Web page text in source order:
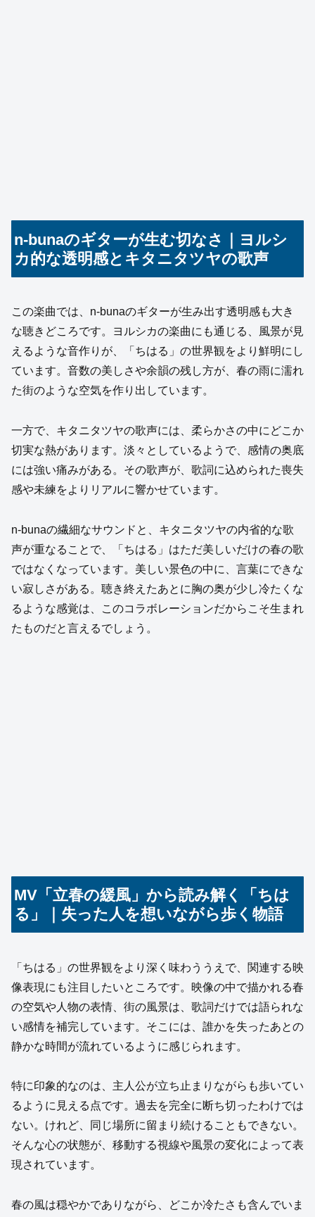
n-bunaのギターが生む切なさ｜ヨルシ
カ的な透明感とキタニタツヤの歌声
この楽曲では、n-bunaのギターが生み出す透明感も大き
な聴きどころです。ヨルシカの楽曲にも通じる、風景が見
えるような音作りが、「ちはる」の世界観をより鮮明にし
ています。音数の美しさや余韻の残し方が、春の雨に濡れ
た街のような空気を作り出しています。
一方で、キタニタツヤの歌声には、柔らかさの中にどこか
切実な熱があります。淡々としているようで、感情の奥底
には強い痛みがある。その歌声が、歌詞に込められた喪失
感や未練をよりリアルに響かせています。
n-bunaの繊細なサウンドと、キタニタツヤの内省的な歌
声が重なることで、「ちはる」はただ美しいだけの春の歌
ではなくなっています。美しい景色の中に、言葉にできな
い寂しさがある。聴き終えたあとに胸の奥が少し冷たくな
るような感覚は、このコラボレーションだからこそ生まれ
たものだと言えるでしょう。
MV「立春の緩風」から読み解く「ちは
る」｜失った人を想いながら歩く物語
「ちはる」の世界観をより深く味わううえで、関連する映
像表現にも注目したいところです。映像の中で描かれる春
の空気や人物の表情、街の風景は、歌詞だけでは語られな
い感情を補完しています。そこには、誰かを失ったあとの
静かな時間が流れているように感じられます。
特に印象的なのは、主人公が立ち止まりながらも歩いてい
るように見える点です。過去を完全に断ち切ったわけでは
ない。けれど、同じ場所に留まり続けることもできない。
そんな心の状態が、移動する視線や風景の変化によって表
現されています。
春の風は穏やかでありながら、どこか冷たさも含んでいま